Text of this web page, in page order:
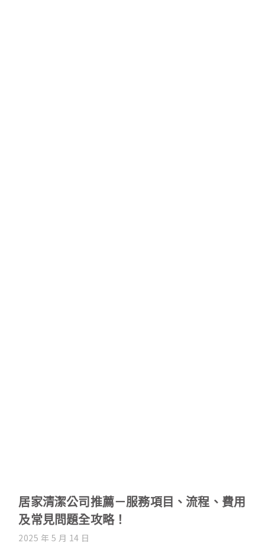
居家清潔公司推薦－服務項目、流程、費用
及常見問題全攻略！
2025 年 5 月 14 日